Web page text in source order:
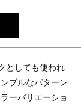
としても使われ
プルなパターン
ーバリエーショ